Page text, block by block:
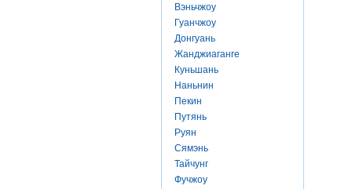
Вэньчжоу
Гуанчжоу
Донгуань
Жанджиаганге
Куньшань
Наньнин
Пекин
Путянь
Руян
Сямэнь
Тайчунг
Фучжоу